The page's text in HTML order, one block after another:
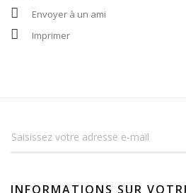
Envoyer à un ami
Imprimer
INFORMATIONS SUR